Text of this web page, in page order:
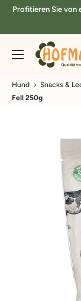
DirektProfitieren Sie von
hofmax.de
Hund › Snacks &
Fell 250g